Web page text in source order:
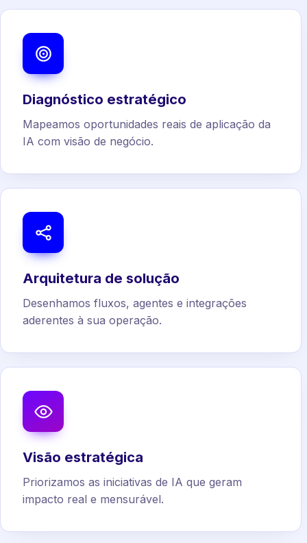
Diagnóstico estratégico
Mapeamos oportunidades reais de aplicação da
IA com visão de negócio.
Arquitetura de solução
Desenhamos fluxos, agentes e integrações
aderentes à sua operação.
Visão estratégica
Priorizamos as iniciativas de IA que geram
impacto real e mensurável.